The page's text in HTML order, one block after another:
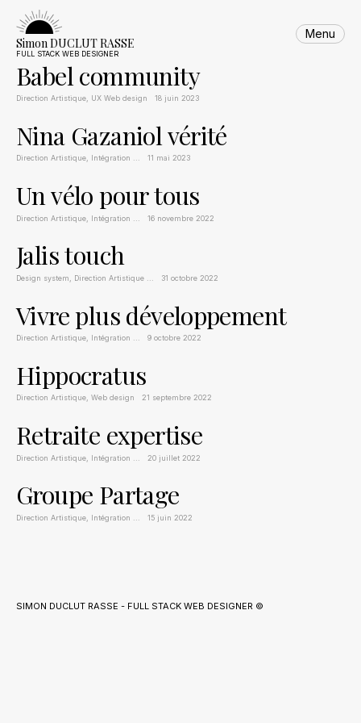
Skip
content
Simon DUCLUT RASSE
FULL STACK WEB DESIGNER
Menu
Babel community
Direction Artistique, UX Web design 18 juin 2023
Nina Gazaniol vérité
Direction Artistique, Intégration ... 11 mai 2023
Un vélo pour tous
Direction Artistique Intégration 16 novembre 2022
Jalis touch
Design system Direction Artistique 31 octobre 2022
Vivre plus développement
Direction Artistique Intégration 9 octobre 2022
Hippocratus
Direction Artistique, Web design 21 septembre 2022
Retraite expertise
Direction Artistique Intégration 20 juillet 2022
Groupe Partage
Direction Artistique Intégration 15 juin 2022
SIMON DUCLUT RASSE - FULL STACK WEB DESIGNER ©